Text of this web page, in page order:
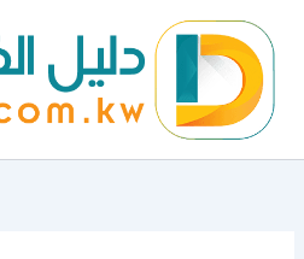
المحتوى